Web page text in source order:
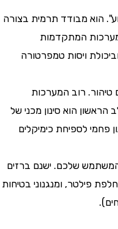
מבודד תרמית בצורה
המתקדמות
ויסות טמפרטורה
רוב המערכות
הוא סינון מכני של
לספיחת כימיקלים
שלכם. ישנם ברזים
ומנגנוני בטיחות